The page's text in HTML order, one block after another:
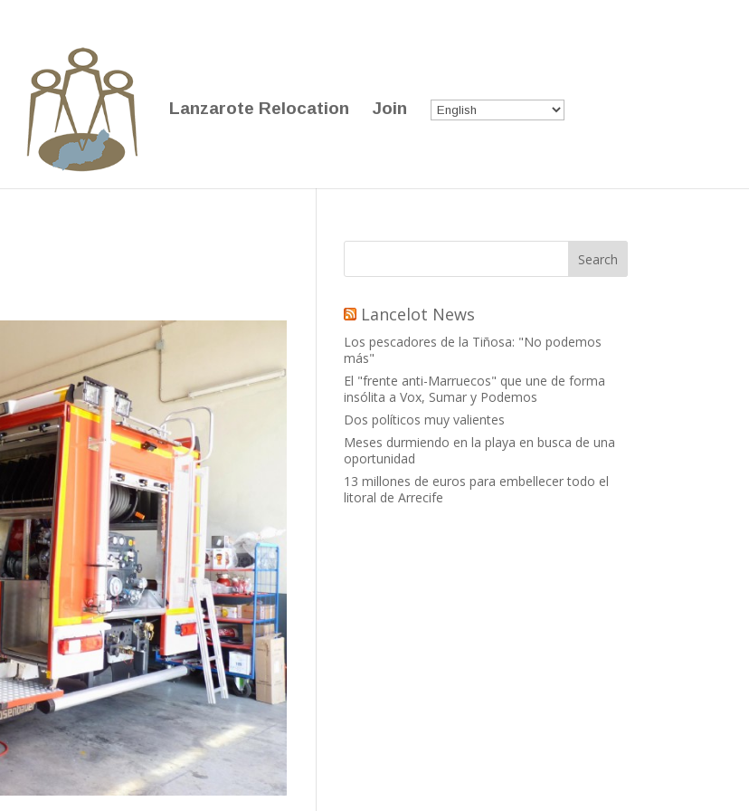
Lanzarote Relocation Join
Lancelot News
Los pescadores de la Tiñosa: "No podemos
más"
El "frente anti-Marruecos" que une de forma
insólita a Vox, Sumar y Podemos
Dos políticos muy valientes
Meses durmiendo en la playa en busca de una
oportunidad
13 millones de euros para embellecer todo el
litoral de Arrecife